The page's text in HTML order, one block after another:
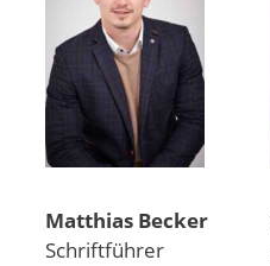
Matthias Becker
Schriftführer